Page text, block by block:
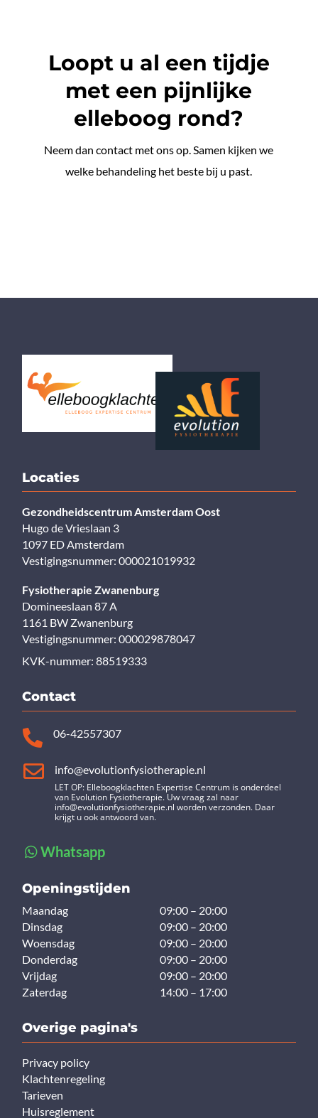
Loopt u al een tijdje
met een pijnlijke
elleboog rond?
Neem dan contact met ons op. Samen kijken we
welke behandeling het beste bij u past.
Locaties
Gezondheidscentrum Amsterdam Oost
Hugo de Vrieslaan 3
1097 ED Amsterdam
Vestigingsnummer: 000021019932
Fysiotherapie Zwanenburg
Domineeslaan 87 A
1161 BW Zwanenburg
Vestigingsnummer: 000029878047
KVK-nummer: 88519333
Contact
 06-42557307
 info@evolutionfysiotherapie.nl
LET OP: Elleboogklachten Expertise Centrum is onderdeel
van Evolution Fysiotherapie. Uw vraag zal naar
info@evolutionfysiotherapie.nl worden verzonden. Daar
krijgt u ook antwoord van.
Whatsapp
Openingstijden
Maandag
09:00 – 20:00
Dinsdag
09:00 – 20:00
Woensdag
09:00 – 20:00
Donderdag
09:00 – 20:00
Vrijdag
09:00 – 20:00
Zaterdag
14:00 – 17:00
Overige pagina's
Privacy policy
Klachtenregeling
Tarieven
Huisreglement